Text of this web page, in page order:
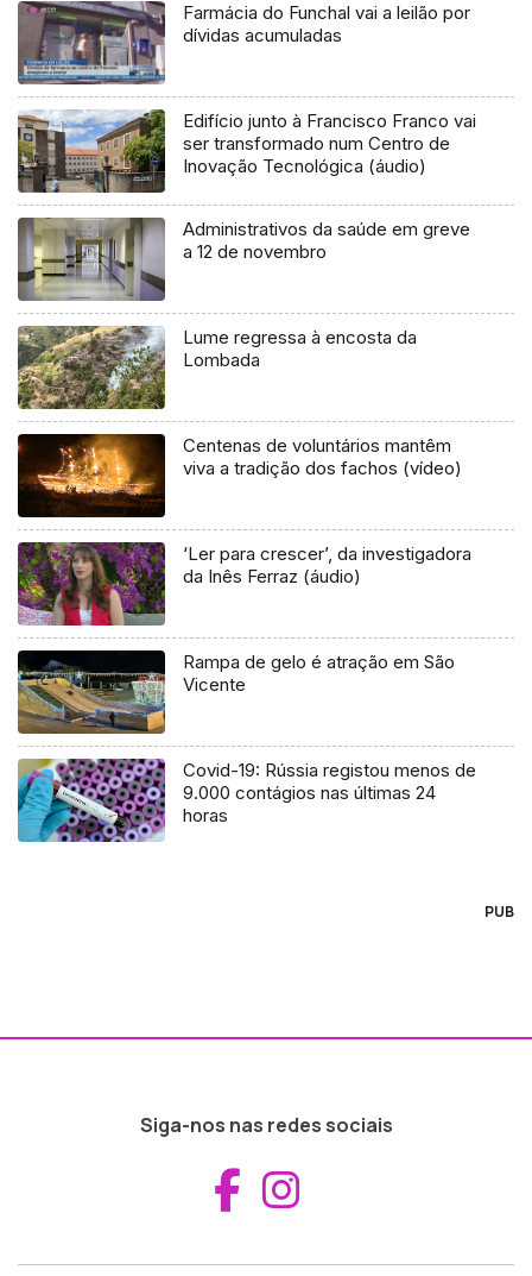
Farmácia do Funchal vai a leilão por
dívidas acumuladas
Edifício junto à Francisco Franco vai
ser transformado num Centro de
Inovação Tecnológica (áudio)
Administrativos da saúde em greve
a 12 de novembro
Lume regressa à encosta da
Lombada
Centenas de voluntários mantêm
viva a tradição dos fachos (vídeo)
‘Ler para crescer’, da investigadora
da Inês Ferraz (áudio)
Rampa de gelo é atração em São
Vicente
Covid-19: Rússia registou menos de
9.000 contágios nas últimas 24
horas
PUB
Siga-nos nas redes sociais
Aceder ao